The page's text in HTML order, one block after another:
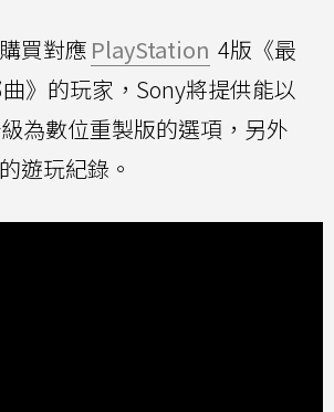
買對應 PlayStation 4版《最
》的玩家，Sony將提供能以
為數位重製版的選項，另外
遊玩紀錄。